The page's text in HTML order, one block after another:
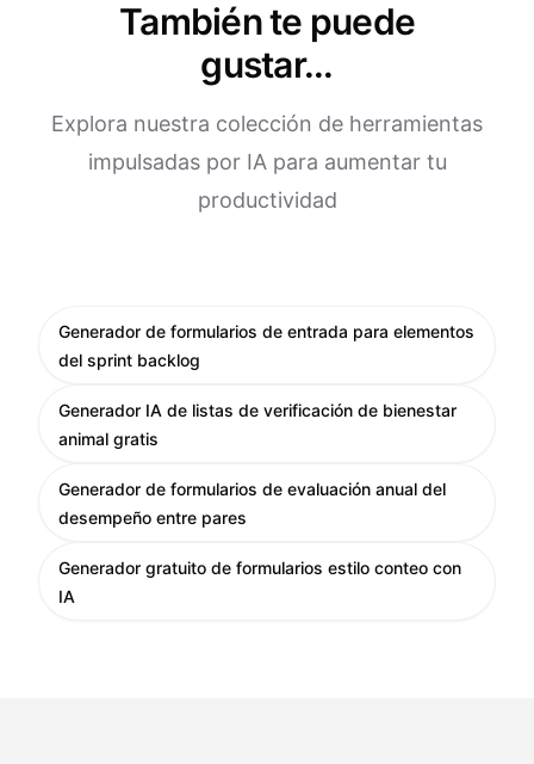
También te puede
gustar...
Explora nuestra colección de herramientas
impulsadas por IA para aumentar tu
productividad
Generador de formularios de entrada para elementos
del sprint backlog
Generador IA de listas de verificación de bienestar
animal gratis
Generador de formularios de evaluación anual del
desempeño entre pares
Generador gratuito de formularios estilo conteo con
IA